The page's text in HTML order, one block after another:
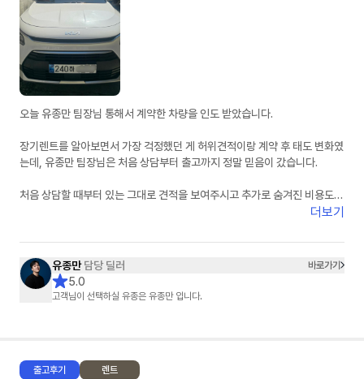
오늘 유종만 팀장님 통해서 계약한 차량을 인도 받았습니다.
장기렌트를 알아보면서 가장 걱정했던 게 허위견적이랑 계약 후 태도 변화였
는데, 유종만 팀장님은 처음 상담부터 출고까지 정말 믿음이 갔습니다.
처음 상담할 때부터 있는 그대로 견적을 보여주시고 추가로 숨겨진 비용도
없어서 신뢰가 갔습니다. 궁금한 점이 있을 때마다 피드백도 정말 빠르셔서
무엇보다 상담하면서 느낀 건 사람이 정말 좋으시다는 점이었습니다. 단순히
계약만 하는 느낌이 아니라 끝까지 책임지고 챙겨주시는 느낌이라 더 믿고
진행할 수 있었습니다.
더보기
유종만 담당 딜러 바로가기
5.0
고객님이 선택하실 유종은 유종만 입니다.
출고후기 렌트